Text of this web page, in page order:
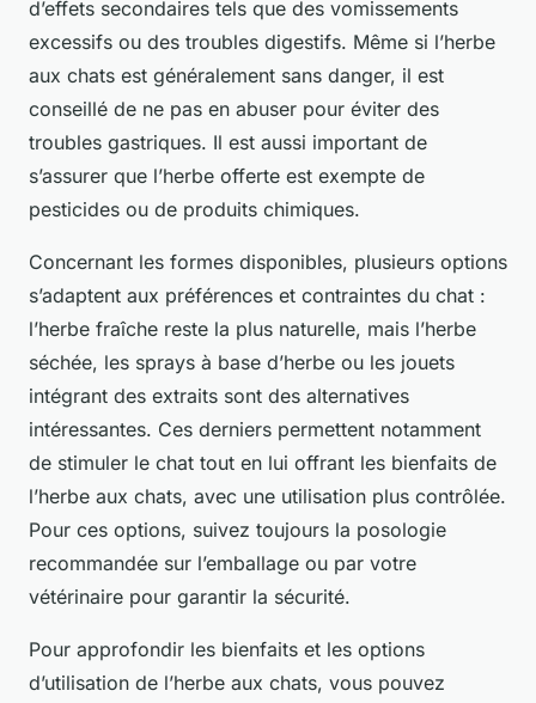
d’effets secondaires tels que des vomissements
excessifs ou des troubles digestifs. Même si l’herbe
aux chats est généralement sans danger, il est
conseillé de ne pas en abuser pour éviter des
troubles gastriques. Il est aussi important de
s’assurer que l’herbe offerte est exempte de
pesticides ou de produits chimiques.
Concernant les formes disponibles, plusieurs options
s’adaptent aux préférences et contraintes du chat :
l’herbe fraîche reste la plus naturelle, mais l’herbe
séchée, les sprays à base d’herbe ou les jouets
intégrant des extraits sont des alternatives
intéressantes. Ces derniers permettent notamment
de stimuler le chat tout en lui offrant les bienfaits de
l’herbe aux chats, avec une utilisation plus contrôlée.
Pour ces options, suivez toujours la posologie
recommandée sur l’emballage ou par votre
vétérinaire pour garantir la sécurité.
Pour approfondir les bienfaits et les options
d’utilisation de l’herbe aux chats, vous pouvez